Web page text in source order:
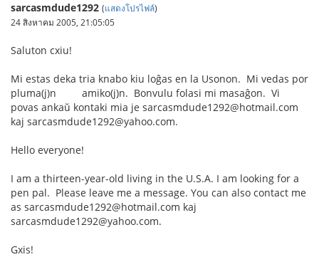
sarcasmdude1292 (แสดงโปรไฟล์)
24 สิงหาคม 2005, 21:05:05
Saluton cxiu!
Mi estas deka tria knabo kiu loĝas en la Usonon. Mi vedas por
pluma(j)n amiko(j)n. Bonvulu folasi mi masaĝon. Vi
povas ankaŭ kontaki mia je sarcasmdude1292@hotmail.com
kaj sarcasmdude1292@yahoo.com.
Hello everyone!
I am a thirteen-year-old living in the U.S.A. I am looking for a
pen pal. Please leave me a message. You can also contact me
as sarcasmdude1292@hotmail.com kaj
sarcasmdude1292@yahoo.com.
Gxis!